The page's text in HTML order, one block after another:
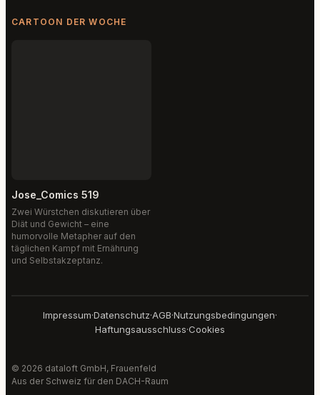
CARTOON DER WOCHE
Jose_Comics 519
Zwei Würstchen diskutieren über
Diät und Gewicht – eine
humorvolle Metapher auf den
täglichen Kampf mit Ernährung
und Selbstakzeptanz.
Impressum·Datenschutz·AGB·Nutzungsbedingungen·
Haftungsausschluss·Cookies
© 2026 dataloft GmbH, Frauenfeld
Aus der Schweiz für den DACH-Raum